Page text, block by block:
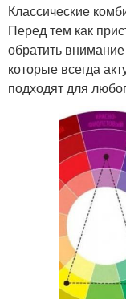
Классические
Перед тем как
обратить
которые всегда
подходят для